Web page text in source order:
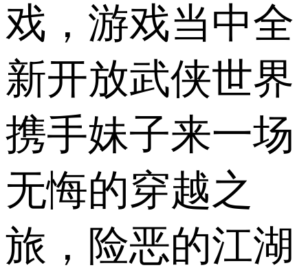
戏，游戏当中全
新开放武侠世界
携手妹子来一场
无悔的穿越之
旅，险恶的江湖